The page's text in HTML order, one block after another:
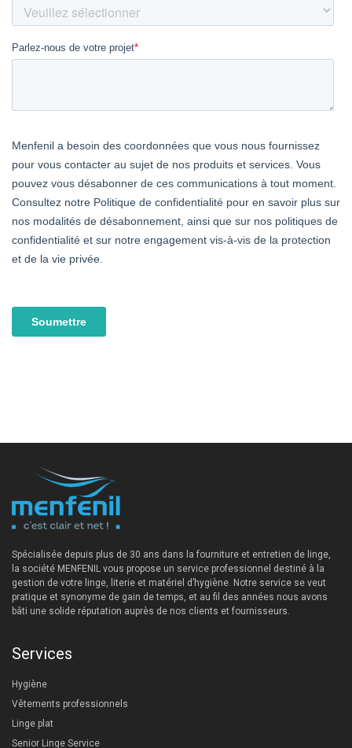
Spécialisée depuis plus de 30 ans dans la fourniture et entretien de linge,
la société MENFENIL vous propose un service professionnel destiné à la
gestion de votre linge, literie et matériel d’hygiène. Notre service se veut
pratique et synonyme de gain de temps, et au fil des années nous avons
bâti une solide réputation auprès de nos clients et fournisseurs.
Services
Hygiène
Vêtements professionnels
Linge plat
Senior Linge Service